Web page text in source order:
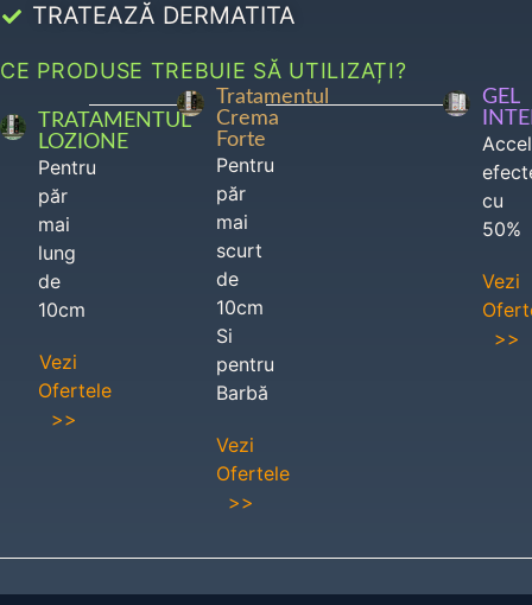
TRATEAZĂ DERMATITA
CE PRODUSE TREBUIE SĂ UTILIZAȚI?
TRATAMENTUL
LOZIONE
Pentru
păr
mai
lung
de
10cm
Vezi
Ofertele
>>
Tratamentul
Crema
Forte
Pentru
păr
mai
scurt
de
10cm
Si
pentru
Barbă
Vezi
Ofertele
>>
GEL
cu
50%
Vezi
>>